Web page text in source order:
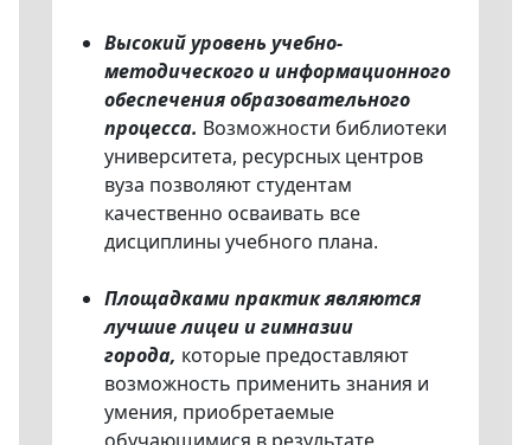
Высокий уровень учебно-
методического и информационного
обеспечения образовательного
процесса. Возможности библиотеки
университета, ресурсных центров
вуза позволяют студентам
качественно осваивать все
дисциплины учебного плана.
Площадками практик являются
лучшие лицеи и гимназии
города, которые предоставляют
возможность применить знания и
умения, приобретаемые
обучающимися в результате